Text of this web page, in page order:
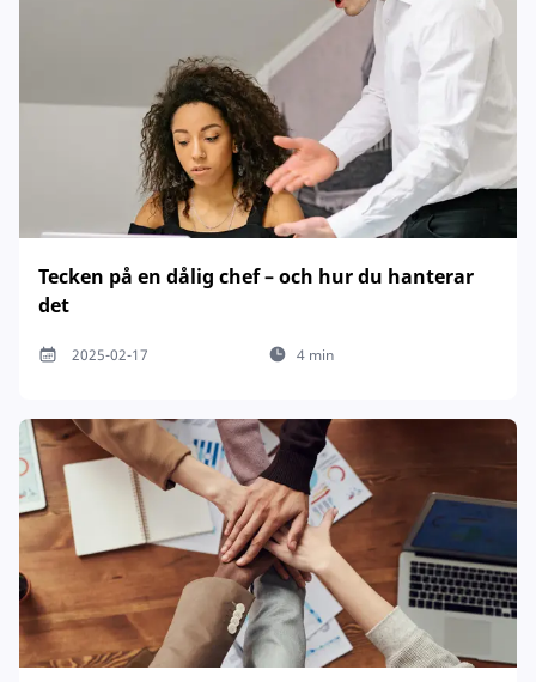
Tecken på en dålig chef – och hur du hanterar
det
2025-02-17 4 min